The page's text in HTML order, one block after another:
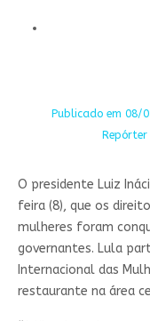
Publicado em 08/
O presidente Luiz
feira (8), que os
mulheres foram
governantes. Lula
Internacional das
restaurante na área